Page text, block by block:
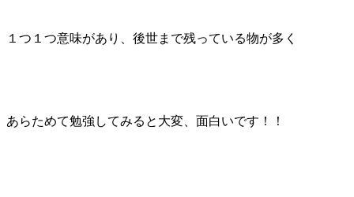
１つ１つ意味があり、後世まで残っている物が多く
あらためて勉強してみると大変、面白いです！！